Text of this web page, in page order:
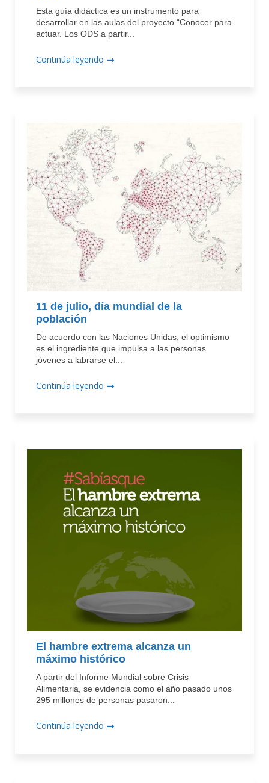
Esta guía didáctica es un instrumento para
desarrollar en las aulas del proyecto “Conocer para
actuar. Los ODS a partir...
Continúa leyendo
11 de julio, día mundial de la
población
De acuerdo con las Naciones Unidas, el optimismo
es el ingrediente que impulsa a las personas
jóvenes a labrarse el...
Continúa leyendo
El hambre extrema alcanza un
máximo histórico
A partir del Informe Mundial sobre Crisis
Alimentaria, se evidencia como el año pasado unos
295 millones de personas pasaron...
Continúa leyendo